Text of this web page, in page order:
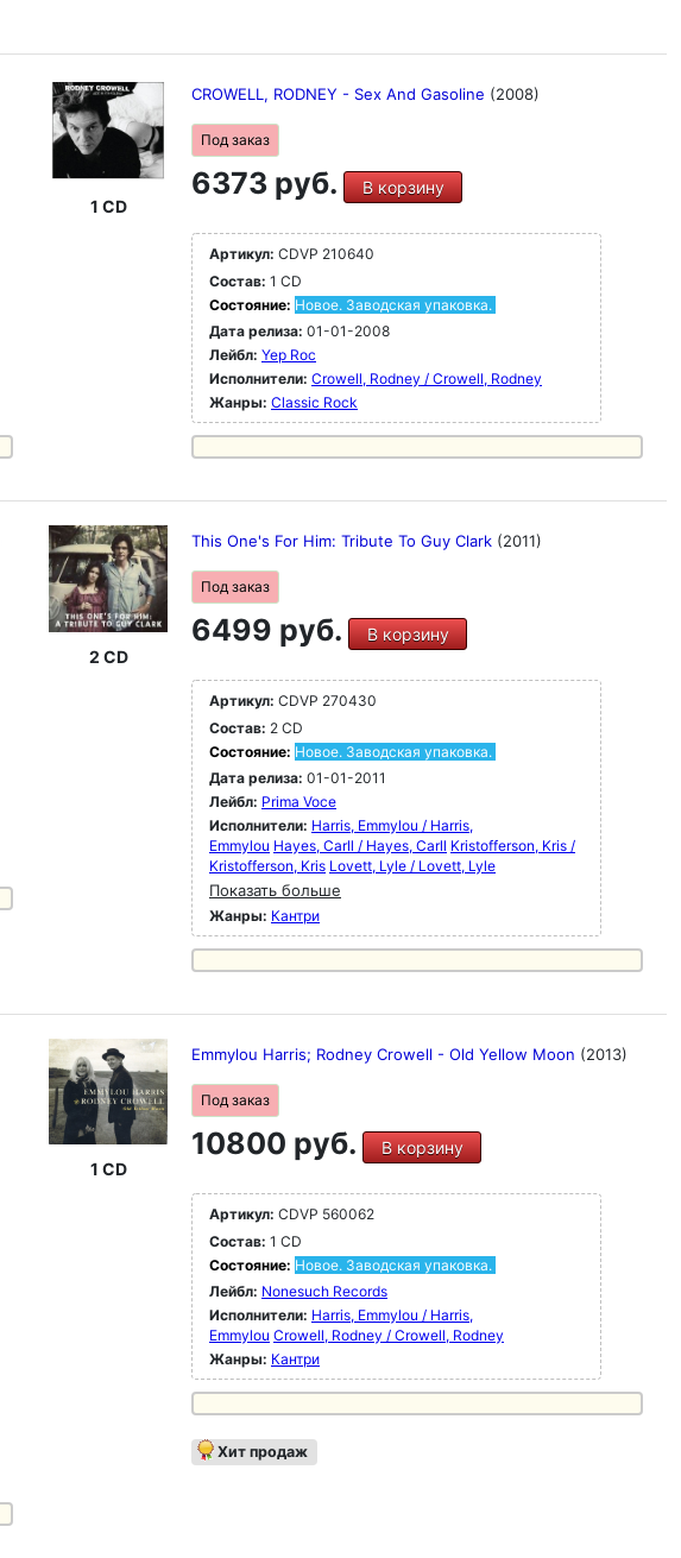
1 CD
CROWELL, RODNEY - Sex And Gasoline (2008)
Под заказ
6373 руб. В корзину
Артикул: CDVP 210640
Состав: 1 CD
Состояние: Новое. Заводская упаковка.
Дата релиза: 01-01-2008
Лейбл: Yep Roc
Исполнители: Crowell, Rodney / Crowell, Rodney
Жанры: Classic Rock
2 CD
This One's For Him: Tribute To Guy Clark (2011)
Под заказ
6499 руб. В корзину
Артикул: CDVP 270430
Состав: 2 CD
Состояние: Новое. Заводская упаковка.
Дата релиза: 01-01-2011
Лейбл: Prima Voce
Исполнители: Harris, Emmylou / Harris,
Emmylou Hayes, Carll / Hayes, Carll Kristofferson, Kris /
Kristofferson, Kris Lovett, Lyle / Lovett, Lyle
Показать больше
Жанры: Кантри
1 CD
Emmylou Harris; Rodney Crowell - Old Yellow Moon (2013)
Под заказ
10800 руб. В корзину
Артикул: CDVP 560062
Состав: 1 CD
Состояние: Новое. Заводская упаковка.
Лейбл: Nonesuch Records
Исполнители: Harris, Emmylou / Harris,
Emmylou Crowell, Rodney / Crowell, Rodney
Жанры: Кантри
Хит продаж